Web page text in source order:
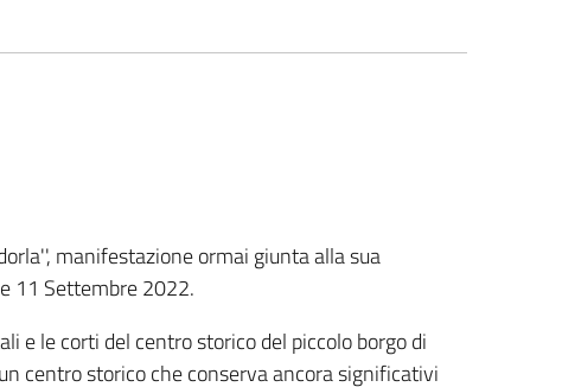
manifestazione ormai giunta alla sua
11 Settembre 2022.
e le corti del centro storico del piccolo borgo di
centro storico che conserva ancora significativi